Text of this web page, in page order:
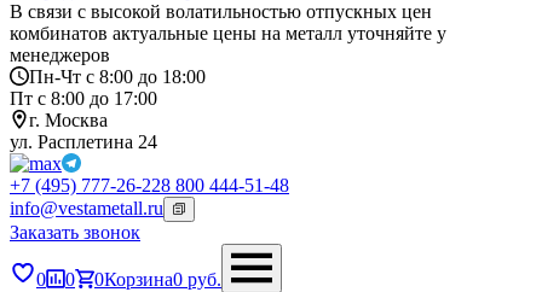
В связи с высокой волатильностью отпускных цен
комбинатов актуальные цены на металл уточняйте у
менеджеров
Пн-Чт с 8:00 до 18:00
Пт с 8:00 до 17:00
г. Москва
ул. Расплетина 24
+7 (495) 777-26-228 800 444-51-48
info@vestametall.ru
Заказать звонок
0 0 0Корзина0 руб.